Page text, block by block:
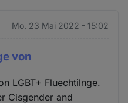
Mo. 23 Mai 2022 - 15:02
von
LGBT+ Fluechtilnge.
Cisgender and